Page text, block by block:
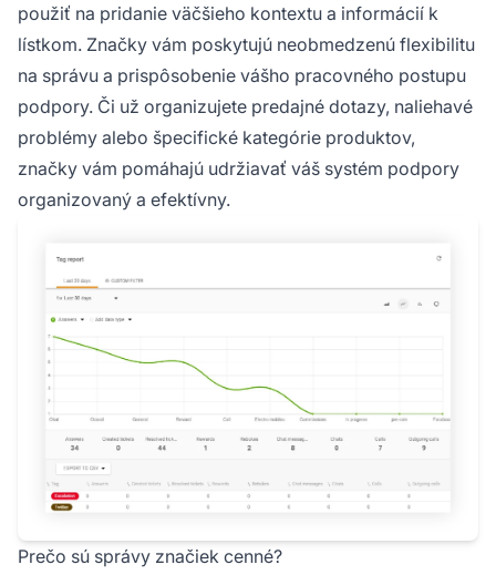
použiť na pridanie väčšieho kontextu a informácií k
lístkom. Značky vám poskytujú neobmedzenú flexibilitu
na správu a prispôsobenie vášho pracovného postupu
podpory. Či už organizujete predajné dotazy, naliehavé
problémy alebo špecifické kategórie produktov,
značky vám pomáhajú udržiavať váš systém podpory
organizovaný a efektívny.
Prečo sú správy značiek cenné?